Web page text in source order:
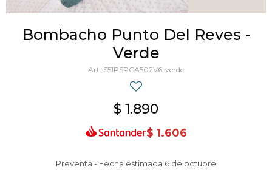
Bombacho Punto Del Reves -
Verde
S51PSPCA502V6-verde
$ 1.890
$ 1.606
Preventa - Fecha estimada 6 de octubre